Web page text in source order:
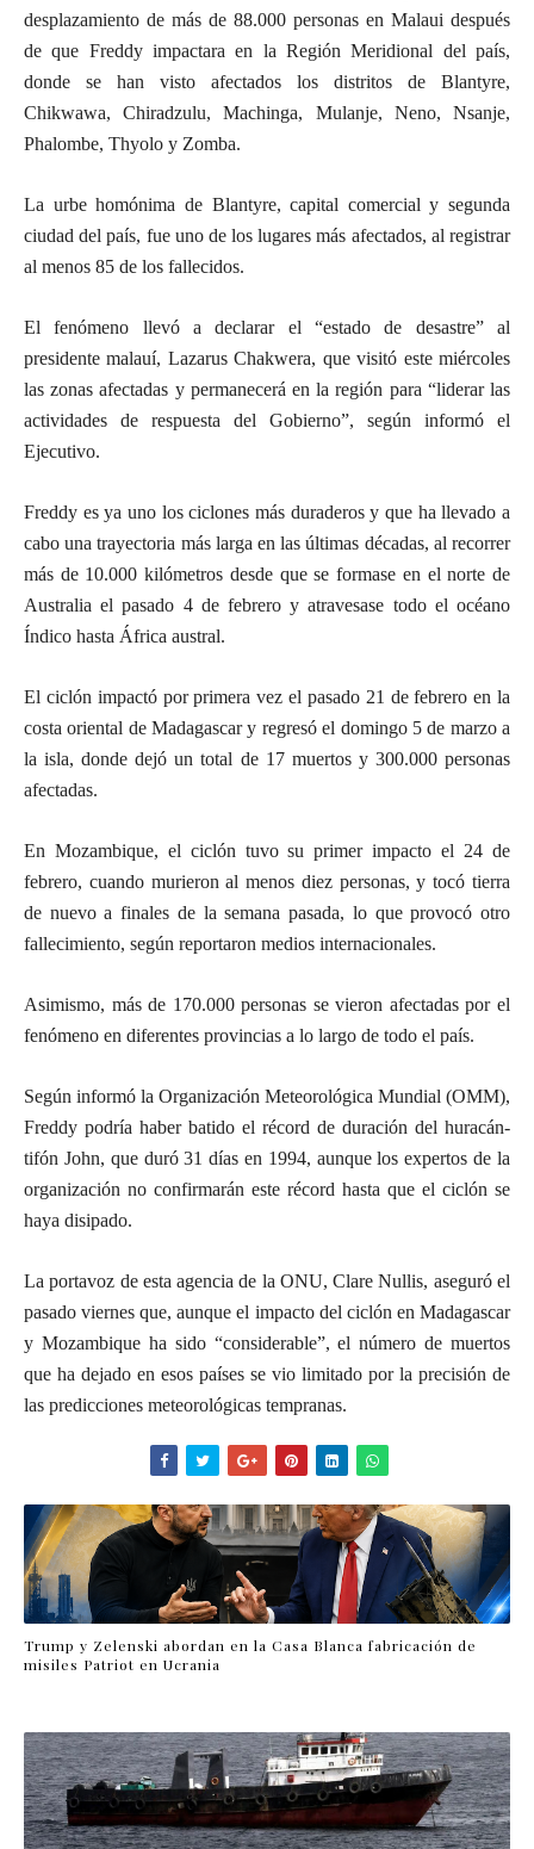
desplazamiento de más de 88.000 personas en Malaui después
de que Freddy impactara en la Región Meridional del país,
donde se han visto afectados los distritos de Blantyre,
Chikwawa, Chiradzulu, Machinga, Mulanje, Neno, Nsanje,
Phalombe, Thyolo y Zomba.
La urbe homónima de Blantyre, capital comercial y segunda
ciudad del país, fue uno de los lugares más afectados, al registrar
al menos 85 de los fallecidos.
El fenómeno llevó a declarar el “estado de desastre” al
presidente malauí, Lazarus Chakwera, que visitó este miércoles
las zonas afectadas y permanecerá en la región para “liderar las
actividades de respuesta del Gobierno”, según informó el
Ejecutivo.
Freddy es ya uno los ciclones más duraderos y que ha llevado a
cabo una trayectoria más larga en las últimas décadas, al recorrer
más de 10.000 kilómetros desde que se formase en el norte de
Australia el pasado 4 de febrero y atravesase todo el océano
Índico hasta África austral.
El ciclón impactó por primera vez el pasado 21 de febrero en la
costa oriental de Madagascar y regresó el domingo 5 de marzo a
la isla, donde dejó un total de 17 muertos y 300.000 personas
afectadas.
En Mozambique, el ciclón tuvo su primer impacto el 24 de
febrero, cuando murieron al menos diez personas, y tocó tierra
de nuevo a finales de la semana pasada, lo que provocó otro
fallecimiento, según reportaron medios internacionales.
Asimismo, más de 170.000 personas se vieron afectadas por el
fenómeno en diferentes provincias a lo largo de todo el país.
Según informó la Organización Meteorológica Mundial (OMM),
Freddy podría haber batido el récord de duración del huracán-
tifón John, que duró 31 días en 1994, aunque los expertos de la
organización no confirmarán este récord hasta que el ciclón se
haya disipado.
La portavoz de esta agencia de la ONU, Clare Nullis, aseguró el
pasado viernes que, aunque el impacto del ciclón en Madagascar
y Mozambique ha sido “considerable”, el número de muertos
que ha dejado en esos países se vio limitado por la precisión de
las predicciones meteorológicas tempranas.
Trump y Zelenski abordan en la Casa Blanca fabricación de
misiles Patriot en Ucrania